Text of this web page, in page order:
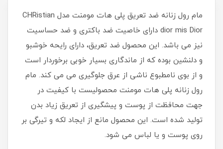
مام رول زنانه ضد تعریق پلی هات مومنت مدل CHRistian
dior mis Dior دارای خاصیت ضد باکتری و ضد حساسیت
نیز می باشد. این محصول ضد تعریق، دارای رایحه خوشبو
و دلنشین بوده که از ماندگاری بسیار خوبی برخوردار است
و از بوی نامطبوع ناشی از عرق جلوگیری می می کند. مام
رول زنانه پلی هات مومنت محصولیست با کیفیت در
جهت محافظت از پوست و پیشگیری از تعریق زیاد بدن
تولید شده است. این محصول مانع از ایجاد لکه و تیرگی بر
روی پوست و یا لباس می شود.